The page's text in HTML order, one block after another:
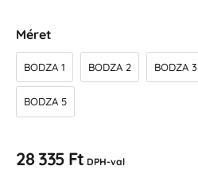
Méret
BODZA 1 BODZA 2 BODZA 3
BODZA 5
28 335 Ft DPH-val